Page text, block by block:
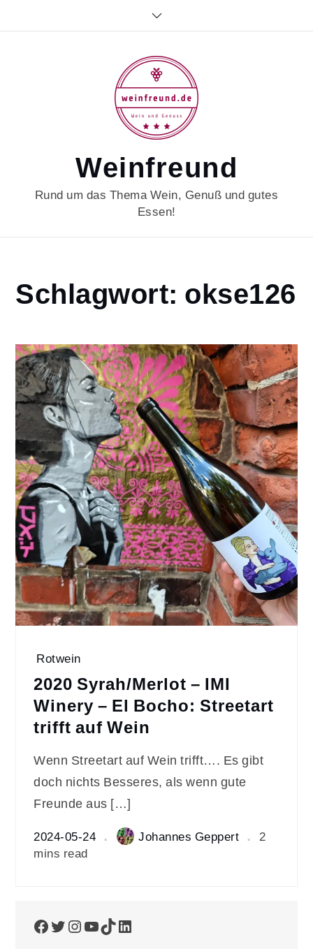
Weinfreund
Rund um das Thema Wein, Genuß und gutes
Essen!
Home
okse126
Schlagwort: okse126
Rotwein
2020 Syrah/Merlot – IMI
Winery – El Bocho: Streetart
trifft auf Wein
Wenn Streetart auf Wein trifft…. Es gibt
doch nichts Besseres, als wenn gute
Freunde aus […]
2024-05-24 Johannes Geppert
2
mins read
Facebook
Twitter
Instagram
YouTube
TikTokLinkedIn